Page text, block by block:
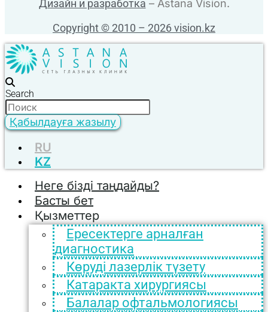
Дизайн и разработка – Astana Vision.
Copyright © 2010 – 2026 vision.kz
Search
Қабылдауға жазылу
RU
KZ
Неге бізді таңдайды?
Басты бет
Қызметтер
Ересектерге арналған
диагностика
Көруді лазерлік түзету
Катаракта хирургиясы
Балалар офтальмологиясы